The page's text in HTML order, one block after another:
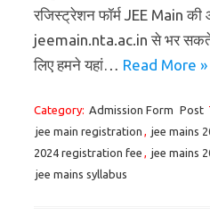
रजिस्ट्रेशन फॉर्म JEE Main
jeemain.nta.ac.in से भर सकते
लिए हमने यहां… Read More »
Category: Admission Form Post
jee main registration , jee mains
2024 registration fee , jee mains
jee mains syllabus